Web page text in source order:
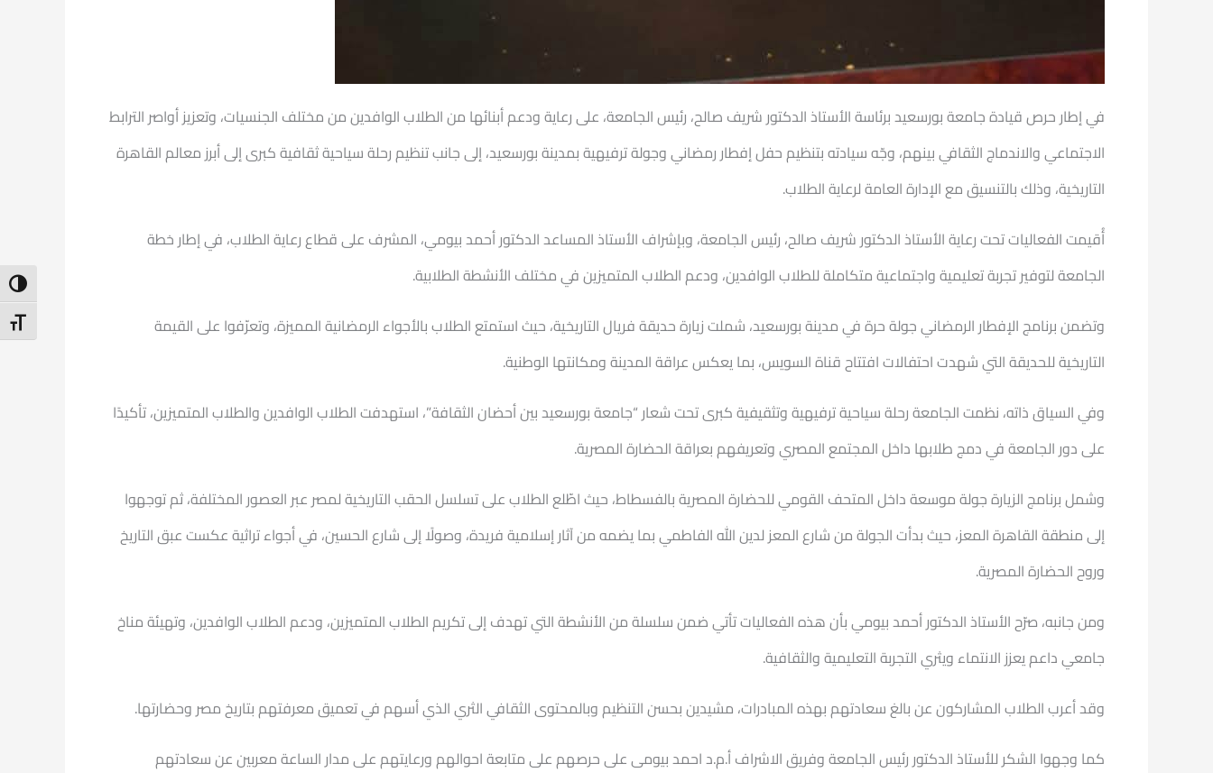
في إطار حرص قيادة جامعة بورسعيد برئاسة الأستاذ الدكتور شريف صالح، رئيس الجامعة، على رعاية ودعم أبنائها من الطلاب الوافدين من مختلف الجنسيات، وتعزيز أواصر الترابط
الاجتماعي والاندماج الثقافي بينهم، وجّه سيادته بتنظيم حفل إفطار رمضاني وجولة ترفيهية بمدينة بورسعيد، إلى جانب تنظيم رحلة سياحية ثقافية كبرى إلى أبرز معالم القاهرة
التاريخية، وذلك بالتنسيق مع الإدارة العامة لرعاية الطلاب.
أُقيمت الفعاليات تحت رعاية الأستاذ الدكتور شريف صالح، رئيس الجامعة، وبإشراف الأستاذ المساعد الدكتور أحمد بيومي، المشرف على قطاع رعاية الطلاب، في إطار خطة
الجامعة لتوفير تجربة تعليمية واجتماعية متكاملة للطلاب الوافدين، ودعم الطلاب المتميزين في مختلف الأنشطة الطلابية.
وتضمن برنامج الإفطار الرمضاني جولة حرة في مدينة بورسعيد، شملت زيارة حديقة فريال التاريخية، حيث استمتع الطلاب بالأجواء الرمضانية المميزة، وتعرّفوا على القيمة
التاريخية للحديقة التي شهدت احتفالات افتتاح قناة السويس، بما يعكس عراقة المدينة ومكانتها الوطنية.
وفي السياق ذاته، نظمت الجامعة رحلة سياحية ترفيهية وتثقيفية كبرى تحت شعار “جامعة بورسعيد بين أحضان الثقافة”، استهدفت الطلاب الوافدين والطلاب المتميزين، تأكيدًا
على دور الجامعة في دمج طلابها داخل المجتمع المصري وتعريفهم بعراقة الحضارة المصرية.
وشمل برنامج الزيارة جولة موسعة داخل المتحف القومي للحضارة المصرية بالفسطاط، حيث اطّلع الطلاب على تسلسل الحقب التاريخية لمصر عبر العصور المختلفة، ثم توجهوا
إلى منطقة القاهرة المعز، حيث بدأت الجولة من شارع المعز لدين الله الفاطمي بما يضمه من آثار إسلامية فريدة، وصولًا إلى شارع الحسين، في أجواء تراثية عكست عبق التاريخ
وروح الحضارة المصرية.
ومن جانبه، صرّح الأستاذ الدكتور أحمد بيومي بأن هذه الفعاليات تأتي ضمن سلسلة من الأنشطة التي تهدف إلى تكريم الطلاب المتميزين، ودعم الطلاب الوافدين، وتهيئة مناخ
جامعي داعم يعزز الانتماء ويثري التجربة التعليمية والثقافية.
وقد أعرب الطلاب المشاركون عن بالغ سعادتهم بهذه المبادرات، مشيدين بحسن التنظيم وبالمحتوى الثقافي الثري الذي أسهم في تعميق معرفتهم بتاريخ مصر وحضارتها.
كما وجهوا الشكر للأستاذ الدكتور رئيس الجامعة وفريق الاشراف أ.م.د احمد بيومى على حرصهم على متابعة احوالهم ورعايتهم على مدار الساعة معربين عن سعادتهم